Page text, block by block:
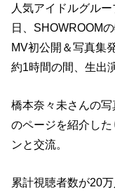
人気アイドルグル
日、SHOWROOM
MV初公開＆写真集
約1時間の間、生出
橋本奈々未さんの
のページを紹介し
ンと交流。
累計視聴者数が20